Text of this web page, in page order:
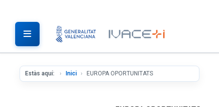
Estàs aquí: Inici EUROPA OPORTUNITATS